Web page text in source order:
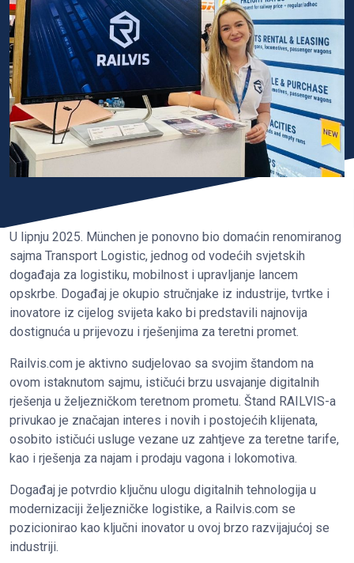
U lipnju 2025. München je ponovno bio domaćin renomiranog
sajma Transport Logistic, jednog od vodećih svjetskih
događaja za logistiku, mobilnost i upravljanje lancem
opskrbe. Događaj je okupio stručnjake iz industrije, tvrtke i
inovatore iz cijelog svijeta kako bi predstavili najnovija
dostignuća u prijevozu i rješenjima za teretni promet.
Railvis.com je aktivno sudjelovao sa svojim štandom na
ovom istaknutom sajmu, ističući brzu usvajanje digitalnih
rješenja u željezničkom teretnom prometu. Štand RAILVIS-a
privukao je značajan interes i novih i postojećih klijenata,
osobito ističući usluge vezane uz zahtjeve za teretne tarife,
kao i rješenja za najam i prodaju vagona i lokomotiva.
Događaj je potvrdio ključnu ulogu digitalnih tehnologija u
modernizaciji željezničke logistike, a Railvis.com se
pozicionirao kao ključni inovator u ovoj brzo razvijajućoj se
industriji.